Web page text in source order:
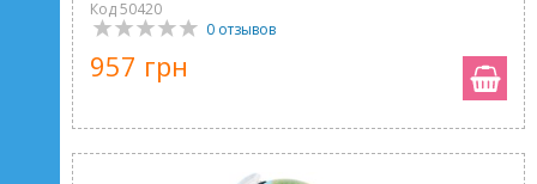
Код 50420
0 отзывов
957 грн